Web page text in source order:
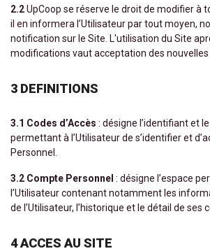
2.2UpCoop se réserve le droit de modifier à
il en informera l’Utilisateur par tout moyen,
notification sur le Site. L'utilisation du Site
modifications vaut acceptation des nouvelles
3 DEFINITIONS
3.1 Codes d’Accès : désigne l’identifiant et
permettant à l’Utilisateur de s’identifier et
Personnel.
3.2 Compte Personnel : désigne l’espace
l’Utilisateur contenant notamment les
de l’Utilisateur, l’historique et le détail de ses
4 ACCES AU SITE